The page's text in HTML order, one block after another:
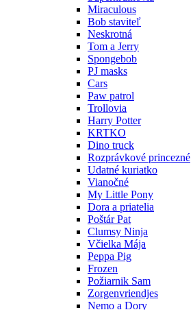
Miraculous
Bob staviteľ
Neskrotná
Tom a Jerry
Spongebob
PJ masks
Cars
Paw patrol
Trollovia
Harry Potter
KRTKO
Dino truck
Rozprávkové princezné
Udatné kuriatko
Vianočné
My Little Pony
Dora a priatelia
Poštár Pat
Clumsy Ninja
Včielka Mája
Peppa Pig
Frozen
Požiarnik Sam
Zorgenvriendjes
Nemo a Dory